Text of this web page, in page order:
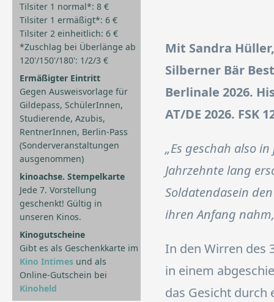
Mit Sandra
Silberner Bär
Berlinale 2026.
AT/DE 2026. FSK
„Es geschah also
Jahrzehnte lang
Soldatendasein
ihren Anfang
In den Wirren des
in einem
das Gesicht durch
Tilsiter 1 normal*: 8 €
Tilsiter 1 ermäßigt*: 6 €
Tilsiter 2 einheitlich: 6 €
*Zuschlag bei Überlänge ab
120'/150'/180': 1/2/3 €
Ermäßigter Eintritt
Gegen Ausweisvorlage für
Gildepass, SchülerInnen,
Studierende, Azubis,
RentnerInnen, Berlin-Pass
(Sonderveranstaltungen
ausgenommen)
kinoachse. Stempelkarte
Jede 7. Vorstellung
geschenkt! Gültig in
unseren Kinos.
Kinogutscheine
Gibt es als Geschenkkarte im
Kino Intimes und als
Online-Gutschein bei
Kinoheld